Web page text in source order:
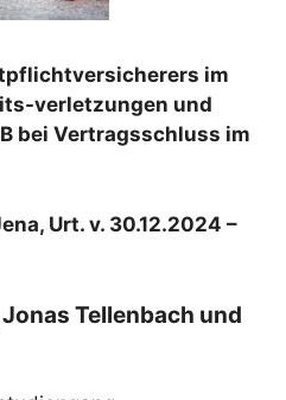
im
verletzungen und
bei Vertragsschluss im
Urt. v. 30.12.2024 –
Tellenbach und